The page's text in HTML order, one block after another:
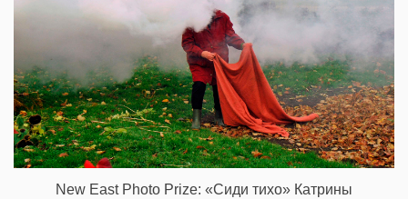
New East Photo Prize: «Сиди тихо» Катрины